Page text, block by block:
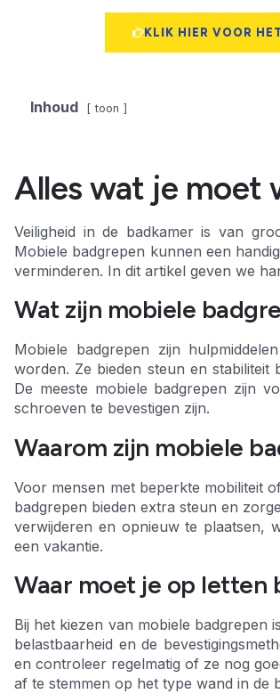
KLIK HIER VOOR
Inhoud toon
Alles wat je moet
Veiligheid in de badkamer is van
Mobiele badgrepen kunnen een
verminderen. In dit artikel geven we
Wat zijn mobiele
Mobiele badgrepen zijn
worden. Ze bieden steun en
De meeste mobiele badgrepen zijn
schroeven te bevestigen zijn.
Waarom zijn mobiele
Voor mensen met beperkte mobiliteit
badgrepen bieden extra steun en
verwijderen en opnieuw te plaatsen,
een vakantie.
Waar moet je op letten
Bij het kiezen van mobiele badgrepen
belastbaarheid en de
en controleer regelmatig of ze nog
af te stemmen op het type wand in de